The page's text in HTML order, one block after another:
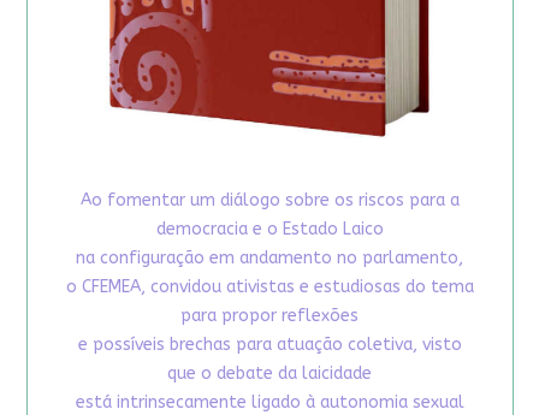
Ao fomentar um diálogo sobre os riscos para a
democracia e o Estado Laico
na configuração em andamento no parlamento,
o CFEMEA, convidou ativistas e estudiosas do tema
para propor reflexões
e possíveis brechas para atuação coletiva, visto
que o debate da laicidade
está intrinsecamente ligado à autonomia sexual